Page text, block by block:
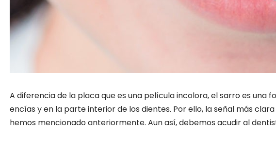
A diferencia de la placa que es una película incolora, el sarro es
encías y en la parte interior de los dientes. Por ello, la señal más
hemos mencionado anteriormente. Aun así, debemos acudir al